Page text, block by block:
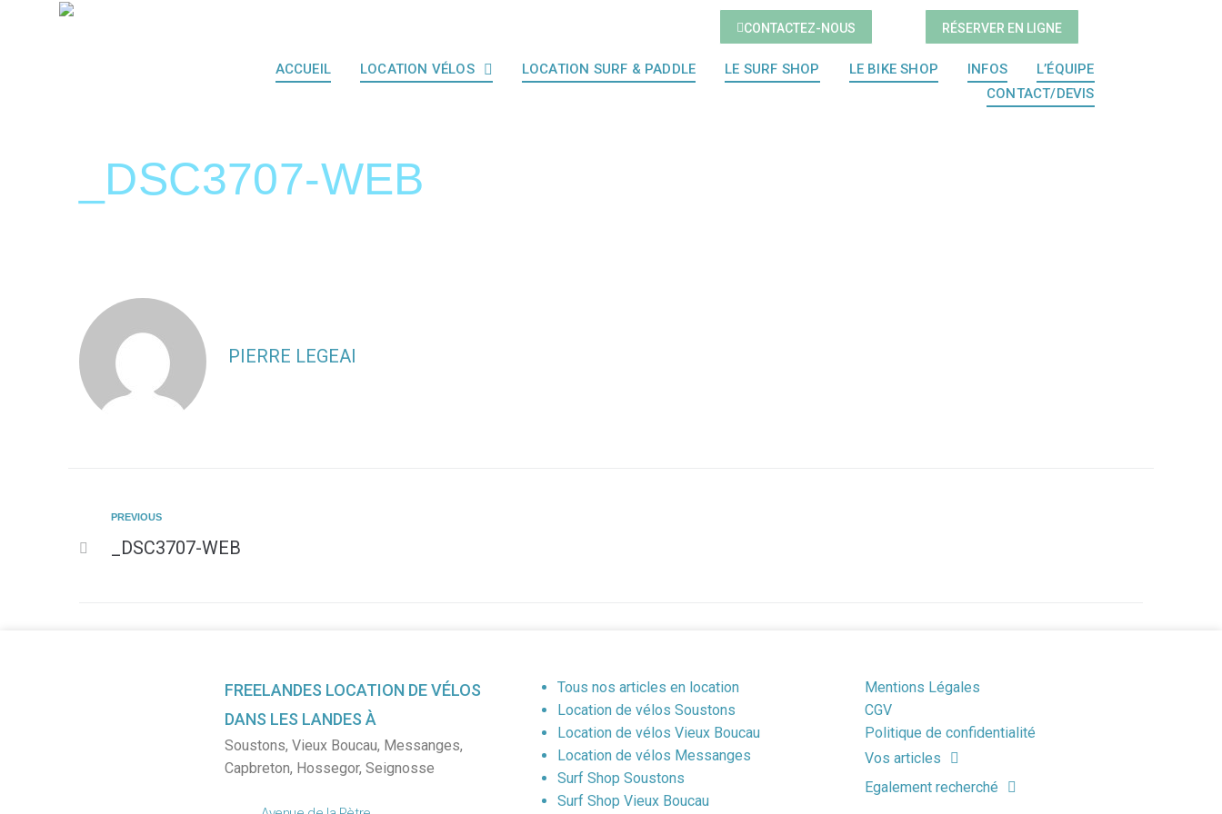
CONTACTEZ-NOUS RÉSERVER EN LIGNE
ACCUEIL LOCATION VÉLOS LOCATION SURF & PADDLE LE SURF SHOP LE BIKE SHOP INFOS
L’ÉQUIPE
CONTACT/DEVIS
_DSC3707-WEB
PIERRE LEGEAI
PREVIOUS
_DSC3707-WEB
FREELANDES LOCATION DE VÉLOS
DANS LES LANDES À
Soustons,Vieux Boucau, Messanges,
Capbreton, Hossegor,Seignosse
Tous nos articles en location
Location de vélos Soustons
Location de vélos Vieux Boucau
Location de vélos Messanges
Surf Shop Soustons
Surf Shop Vieux Boucau
Mentions Légales
CGV
Politique de confidentialité
Vos articles
Egalement recherché